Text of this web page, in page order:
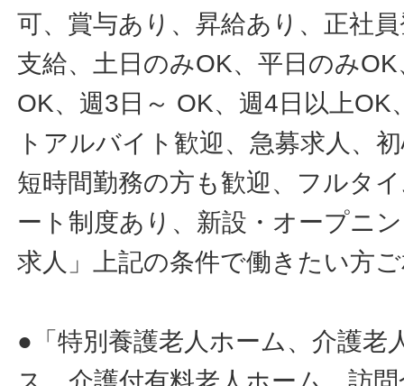
可、賞与あり、昇給あり、正社
支給、土日のみOK、平日のみ
OK、週3日～ OK、週4日以上
トアルバイト歓迎、急募求人、
短時間勤務の方も歓迎、フルタ
ート制度あり、新設・オープニ
求人」上記の条件で働きたい方
●「特別養護老人ホーム、介護老